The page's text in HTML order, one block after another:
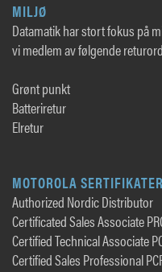
MILJØ
Datamatik har stort fokus på
vi medlem av følgende
Grønt punkt
Batteriretur
Elretur
MOTOROLA SERTIFIKATER
Authorized Nordic Distributor
Certificated Sales Associate
Certified Technical Associate
Certified Sales Professional